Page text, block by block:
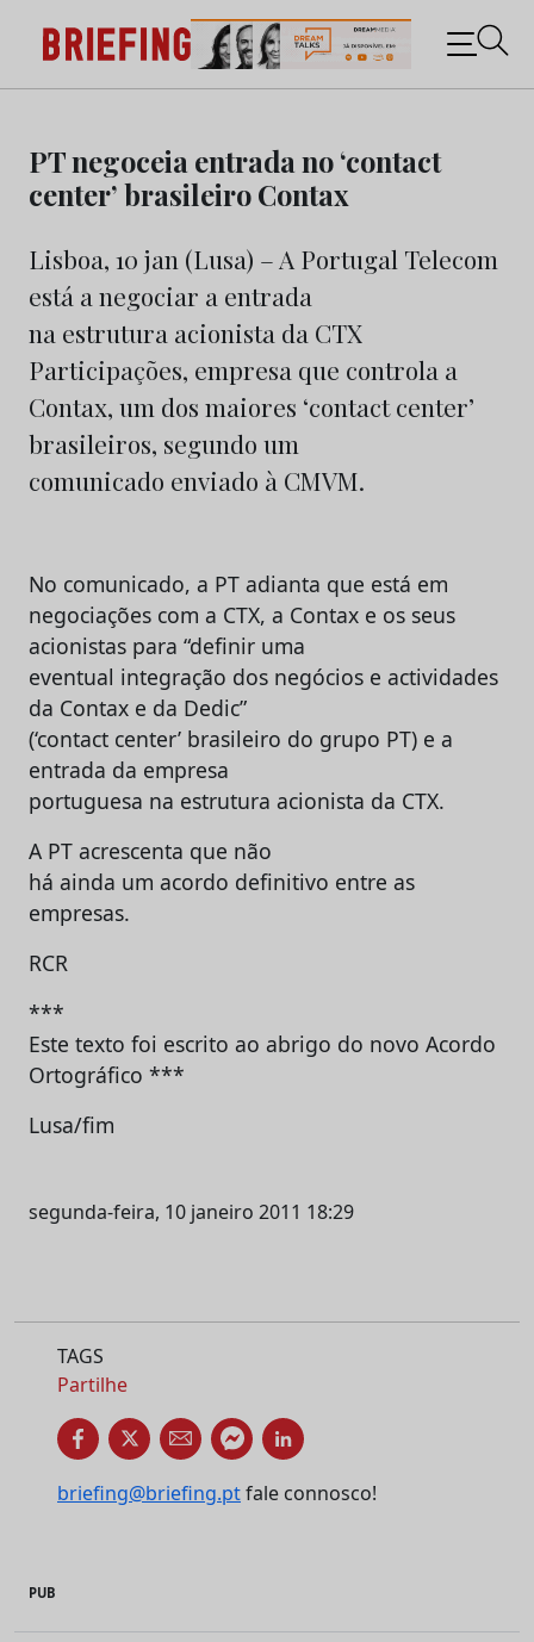
content
Briefing: Todas as notícias sobre os negócios do
Marketing e da Publicidade
PT negoceia entrada no ‘contact
center’ brasileiro Contax
Lisboa, 10 jan (Lusa) – A Portugal Telecom
está a negociar a entrada
na estrutura acionista da CTX
Participações, empresa que controla a
Contax, um dos maiores ‘contact center’
brasileiros, segundo um
comunicado enviado à CMVM.
No comunicado, a PT adianta que está em
negociações com a CTX, a Contax e os seus
acionistas para “definir uma
eventual integração dos negócios e actividades
da Contax e da Dedic”
(‘contact center’ brasileiro do grupo PT) e a
entrada da empresa
portuguesa na estrutura acionista da CTX.
A PT acrescenta que não
há ainda um acordo definitivo entre as
empresas.
RCR
***
Este texto foi escrito ao abrigo do novo Acordo
Ortográfico ***
Lusa/fim
segunda-feira, 10 janeiro 2011 18:29
TAGS
Partilhe
briefing@briefing.ptfale connosco!
PUB